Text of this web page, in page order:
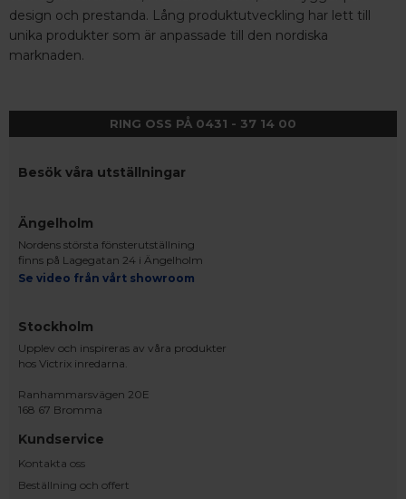
design och prestanda. Lång produktutveckling har lett till
unika produkter som är anpassade till den nordiska
marknaden.
RING OSS PÅ 0431 - 37 14 00
Besök våra utställningar
Ängelholm
Nordens största fönsterutställning
finns på Lagegatan 24 i Ängelholm
Se video från vårt showroom
Stockholm
Upplev och inspireras av våra produkter
hos Victrix inredarna.
Ranhammarsvägen 20E
168 67 Bromma
Kundservice
Kontakta oss
Beställning och offert